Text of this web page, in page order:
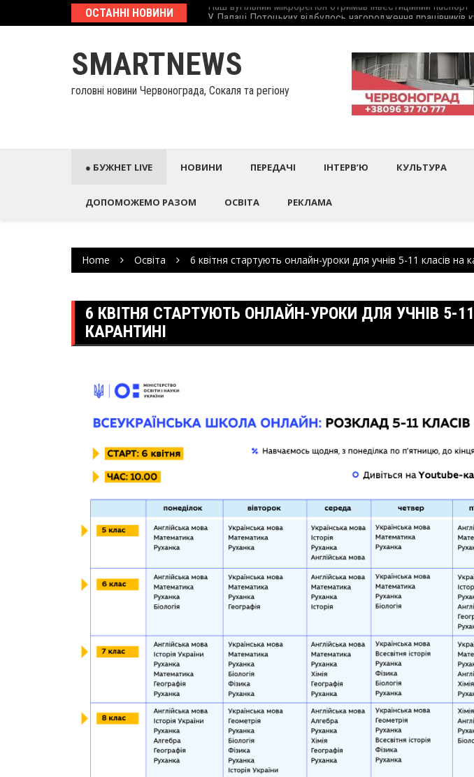
ОСТАННІ НОВИНИ У Палаці Потоцьких відбулось нагородження
SMARTNEWS
головні новини Червонограда, Сокаля та регіону
● БУЖНЕТ LIVE НОВИНИ ПЕРЕДАЧІ ІНТЕРВ’Ю КУЛЬТУРА
ДОПОМОЖЕМО РАЗОМ ОСВІТА РЕКЛАМА
Home Освіта 6 квітня стартують онлайн-уроки для учнів 5-11 класів на
6 КВІТНЯ СТАРТУЮТЬ ОНЛАЙН-УРОКИ ДЛЯ УЧНІВ 5-
КАРАНТИНІ